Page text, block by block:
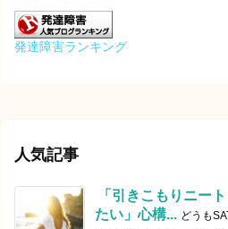
発達障害ランキング
人気記事
「引きこもりニー
たい」心構... どうも